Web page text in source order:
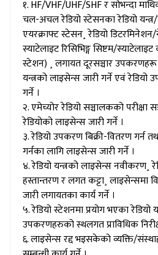
१. HF/VHF/UHF/SHF र सोभन्दा
चल-अचल रेडियो स्टेसनका रेडियो
एयरक्राफ्ट स्टेसन¸ रेडियो
स्याटेलाइट रिसिभिङ्ग सिष्टम/
स्टेशन) ¸ लगायत दूरसञ्चार
यन्त्रको लाइसेन्स जारी गर्ने एवं
गर्ने ।
२. एमेच्योर रेडियो सञ्चालकको परीक्षा
रेडियोको लाइसेन्स जारी गर्ने ।
३. रेडियो उपकरण बिक्री-वितरण गर्न
गर्नका लागि लाइसेन्स जारी गर्ने ।
४. रेडियो यन्त्रको लाइसेन्स नवीकरण¸
हस्तान्तरण र लगत कट्टा¸ लाइसेन्समा
जारी लगायतका कार्य गर्ने ।
५. रेडियो स्टेशनमा प्रयोग भएका रेडियो
उपकरणहरुको स्थलगत प्राविधिक
६. लाइसेन्स रद्द भइसकेको व्यक्ति/